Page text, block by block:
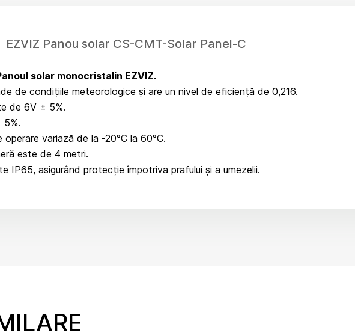
EZVIZ Panou solar CS-CMT-Solar Panel-C
solar monocristalin EZVIZ.
de condițiile meteorologice și are un nivel de eficiență de 0,216.
de 6V ± 5%.
5%.
variază de la -20°C la 60°C.
este de 4 metri.
IP65, asigurând protecție împotriva prafului și a umezelii.